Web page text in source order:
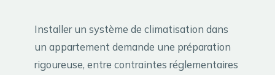
Installer un système de climatisation dans
un appartement demande une préparation
rigoureuse, entre contraintes réglementaires